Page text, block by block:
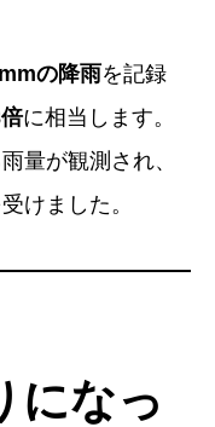
の降雨を記録
に相当します。
量が観測され、
けました。
になっ